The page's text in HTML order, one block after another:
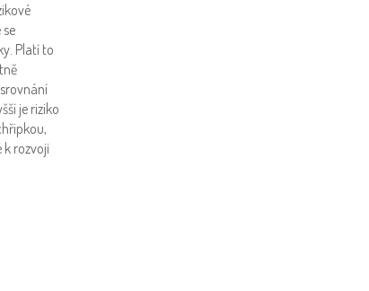
Platí to
je riziko
rozvoji